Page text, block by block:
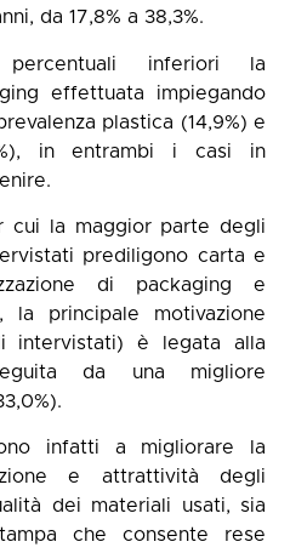
da 17,8% a 38,3%.
inferiori la
effettuata impiegando
plastica (14,9%) e
in entrambi i casi in
cui la maggior parte degli
prediligono carta e
di packaging e
la principale motivazione
intervistati) è legata alla
da una migliore
infatti a migliorare la
e attrattività degli
dei materiali usati, sia
che consente rese